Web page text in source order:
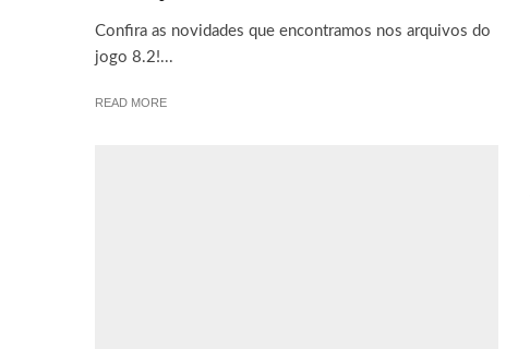
Confira as novidades que encontramos nos arquivos do
jogo 8.2!...
READ MORE